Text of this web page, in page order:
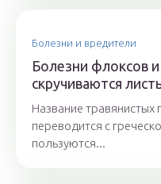
Болезни и вредители
Болезни флоксов
скручиваются
Название
переводится с
пользуются...